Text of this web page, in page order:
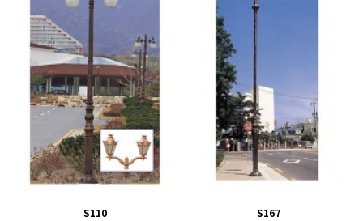
S110 S167